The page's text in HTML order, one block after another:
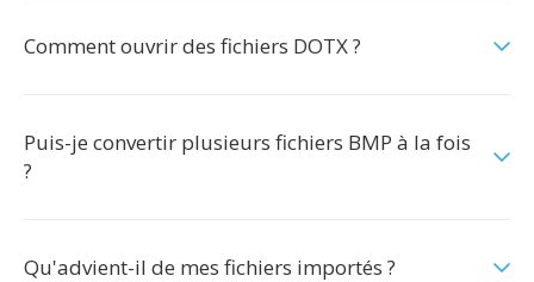
Comment ouvrir des fichiers DOTX ?
Puis-je convertir plusieurs fichiers BMP à la fois
?
Qu'advient-il de mes fichiers importés ?